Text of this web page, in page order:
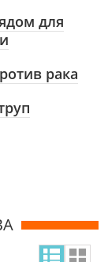
для
рака